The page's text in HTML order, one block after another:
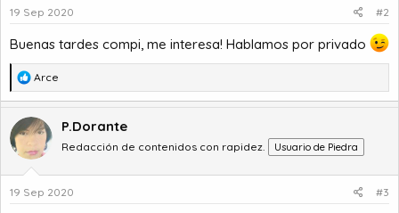
n
s
19 Sep 2020 #2
Buenas tardes compi, me interesa! Hablamos por privado
R
e
c
i
o
n
Arce
P.Dorante
Redacción de contenidos con rapidez. Usuario de Piedra
19 Sep 2020 #3